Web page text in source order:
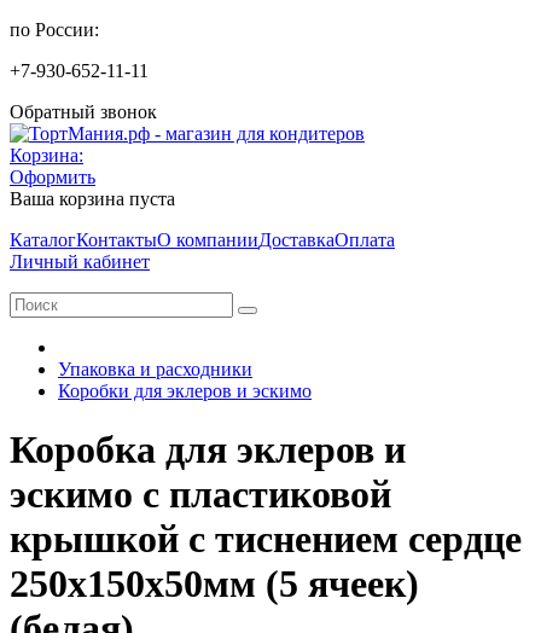
по России:
+7-930-652-11-11
Обратный звонок
Корзина:
Оформить
Ваша корзина пуста
КаталогКонтактыО компанииДоставкаОплата
Личный кабинет
Упаковка и расходники
Коробки для эклеров и эскимо
Коробка для эклеров и
эскимо с пластиковой
крышкой с тиснением сердце
250х150х50мм (5 ячеек)